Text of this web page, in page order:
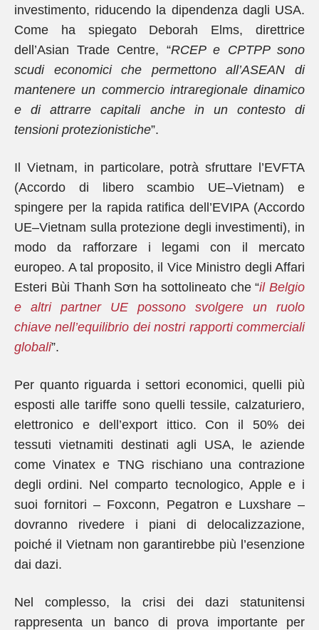
investimento, riducendo la dipendenza dagli USA.
Come ha spiegato Deborah Elms, direttrice
dell’Asian Trade Centre, “RCEP e CPTPP sono
scudi economici che permettono all’ASEAN di
mantenere un commercio intraregionale dinamico
e di attrarre capitali anche in un contesto di
tensioni protezionistiche”.
Il Vietnam, in particolare, potrà sfruttare l’EVFTA
(Accordo di libero scambio UE–Vietnam) e
spingere per la rapida ratifica dell’EVIPA (Accordo
UE–Vietnam sulla protezione degli investimenti), in
modo da rafforzare i legami con il mercato
europeo. A tal proposito, il Vice Ministro degli Affari
Esteri Bùi Thanh Sơn ha sottolineato che “il Belgio
e altri partner UE possono svolgere un ruolo
chiave nell’equilibrio dei nostri rapporti commerciali
globali”.
Per quanto riguarda i settori economici, quelli più
esposti alle tariffe sono quelli tessile, calzaturiero,
elettronico e dell’export ittico. Con il 50% dei
tessuti vietnamiti destinati agli USA, le aziende
come Vinatex e TNG rischiano una contrazione
degli ordini. Nel comparto tecnologico, Apple e i
suoi fornitori – Foxconn, Pegatron e Luxshare –
dovranno rivedere i piani di delocalizzazione,
poiché il Vietnam non garantirebbe più l’esenzione
dai dazi.
Nel complesso, la crisi dei dazi statunitensi
rappresenta un banco di prova importante per